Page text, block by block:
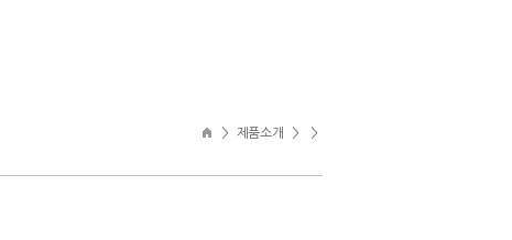
> 제품소개 > >